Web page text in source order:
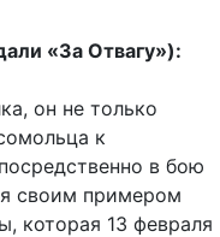
«За Отвагу»):
он не только
к
в бою
своим примером
которая 13 февраля